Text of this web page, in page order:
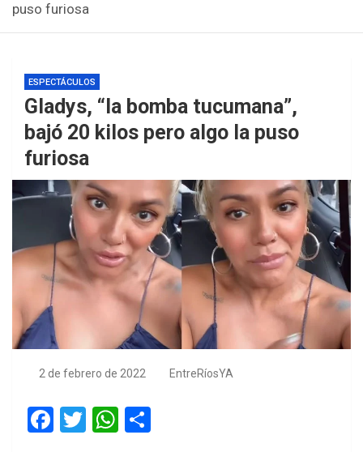
puso furiosa
ESPECTÁCULOS
Gladys, “la bomba tucumana”,
bajó 20 kilos pero algo la puso
furiosa
2 de febrero de 2022 EntreRíosYA
F
T
W